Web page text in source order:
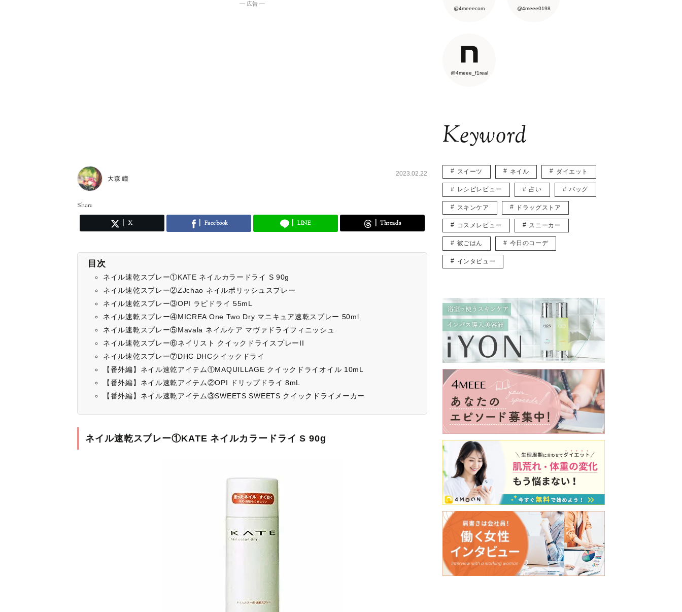
― 広告 ―
大森 瞳
2023.02.22
Share
X Facebook LINE Threads
目次
ネイル速乾スプレー①KATE ネイルカラードライ S 90g
ネイル速乾スプレー②ZJchao ネイルポリッシュスプレー
ネイル速乾スプレー③OPI ラピドライ 55mL
ネイル速乾スプレー④MICREA One Two Dry マニキュア速乾スプレー 50ml
ネイル速乾スプレー⑤Mavala ネイルケア マヴァドライフィニッシュ
ネイル速乾スプレー⑥ネイリスト クイックドライスプレーII
ネイル速乾スプレー⑦DHC DHCクイックドライ
【番外編】ネイル速乾アイテム①MAQUILLAGE クイックドライオイル 10mL
【番外編】ネイル速乾アイテム②OPI ドリップドライ 8mL
【番外編】ネイル速乾アイテム③SWEETS SWEETS クイックドライメーカー
ネイル速乾スプレー①KATE ネイルカラードライ S 90g
@4meeecom @4meee0198
@4meee_f1real
Keyword
スイーツ ネイル ダイエット
レシピレビュー 占い バッグ
スキンケア ドラッグストア
コスメレビュー スニーカー
彼ごはん 今日のコーデ
インタビュー